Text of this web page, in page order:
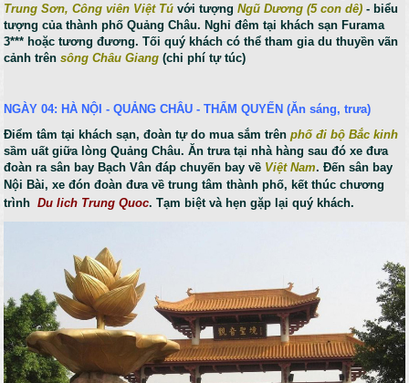
Trung Sơn, Công viên Việt Tú với tượngNgũ Dương (5 con dê) - biểu
tượng của thành phố Quảng Châu. Nghỉ đêm tại khách sạn Furama
3*** hoặc tương đương. Tối quý khách có thể tham gia du thuyền vãn
cảnh trênsông Châu Giang (chi phí tự túc)
NGÀY 04: HÀ NỘI - QUẢNG CHÂU - THẨM QUYẾN (Ăn sáng, trưa)
Điểm tâm tại khách sạn, đoàn tự do mua sắm trênphố đi bộ Bắc kinh
sầm uất giữa lòng Quảng Châu. Ăn trưa tại nhà hàng sau đó xe đưa
đoàn ra sân bay Bạch Vân đáp chuyến bay về Việt Nam. Đến sân bay
Nội Bài, xe đón đoàn đưa về trung tâm thành phố, kết thúc chương
trình Du lich Trung Quoc.Tạm biệt và hẹn gặp lại quý khách.